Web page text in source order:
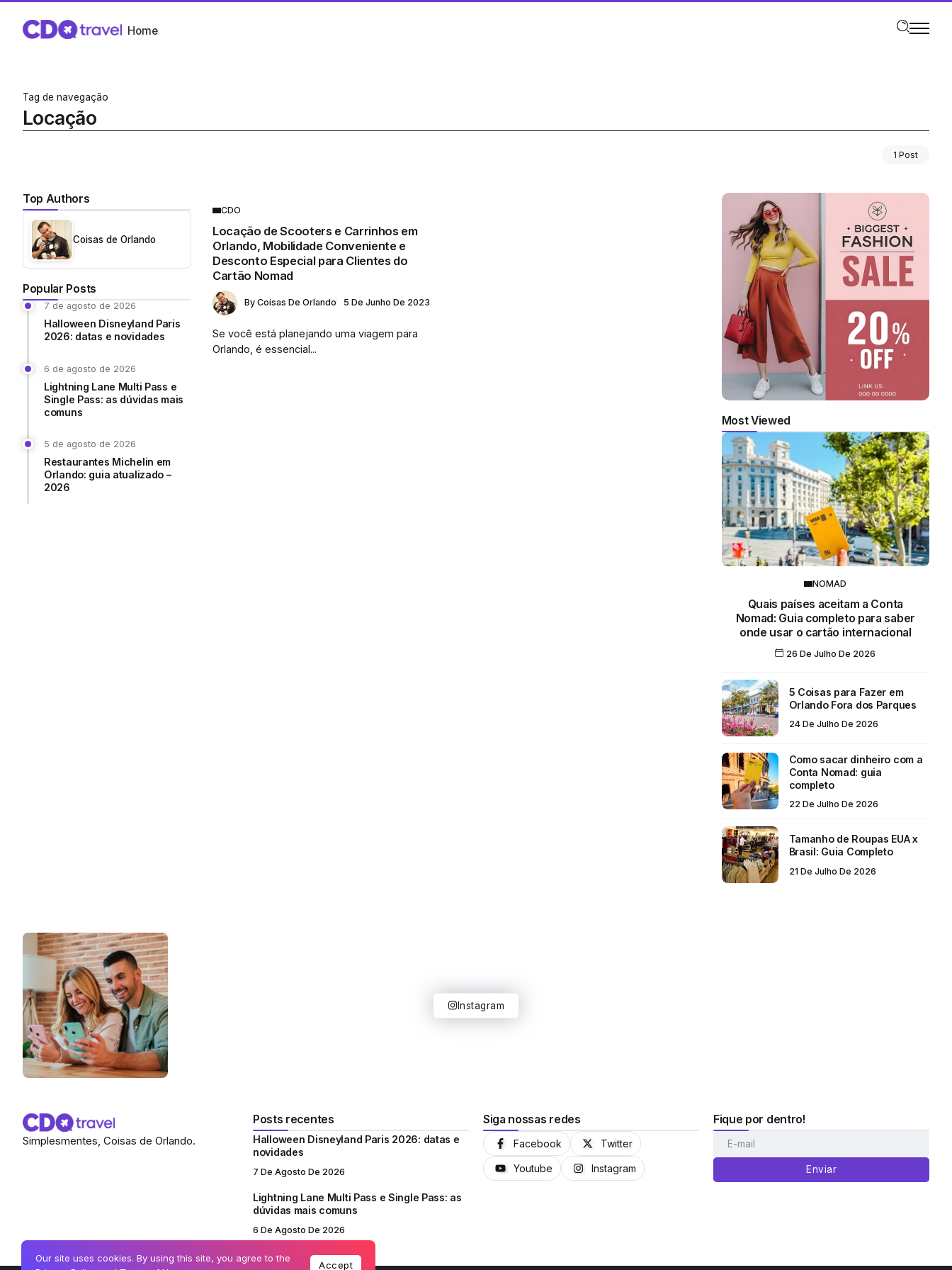
Home
Tag de navegação
Locação
1 Post
Top Authors
Coisas de Orlando
Popular Posts
7 de agosto de 2026
Halloween Disneyland Paris
2026: datas e novidades
6 de agosto de 2026
Lightning Lane Multi Pass e
Single Pass: as dúvidas mais
comuns
5 de agosto de 2026
Restaurantes Michelin em
Orlando: guia atualizado –
2026
CDO
Locação de Scooters e Carrinhos em
Orlando, Mobilidade Conveniente e
Desconto Especial para Clientes do
Cartão Nomad
By Coisas De Orlando 5 De Junho De 2023
Se você está planejando uma viagem para
Orlando, é essencial...
Most Viewed
NOMAD
Quais países aceitam a Conta
Nomad: Guia completo para saber
onde usar o cartão internacional
26 De Julho De 2026
5 Coisas para Fazer em
Orlando Fora dos Parques
24 De Julho De 2026
Como sacar dinheiro com a
Conta Nomad: guia
completo
22 De Julho De 2026
Tamanho de Roupas EUA x
Brasil: Guia Completo
21 De Julho De 2026
Instagram
Simplesmentes, Coisas de Orlando.
Posts recentes
Halloween Disneyland Paris 2026: datas e
novidades
7 De Agosto De 2026
Lightning Lane Multi Pass e Single Pass: as
dúvidas mais comuns
6 De Agosto De 2026
Siga nossas redes
Facebook Twitter
Youtube Instagram
Fique por dentro!
Enviar
Our site uses cookies. By using this site, you agree to the
Accept